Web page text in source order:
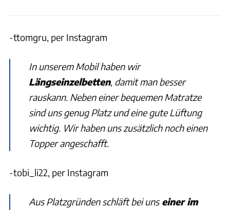
-ttomgru, per Instagram
In unserem Mobil haben wir
Längseinzelbetten, damit man besser
rauskann. Neben einer bequemen Matratze
sind uns genug Platz und eine gute Lüftung
wichtig. Wir haben uns zusätzlich noch einen
Topper angeschafft.
-tobi_li22, per Instagram
Aus Platzgründen schläft bei unseiner im